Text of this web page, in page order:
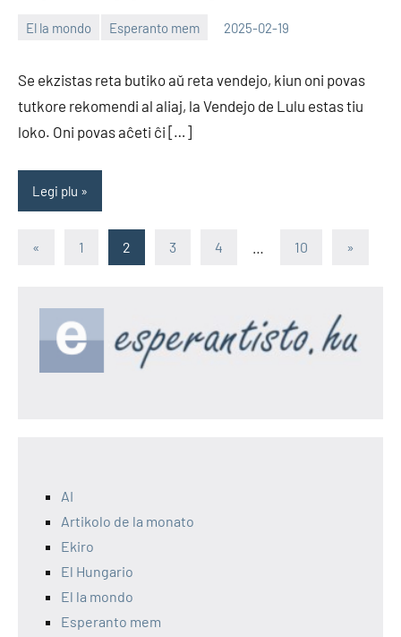
El la mondo Esperanto mem 2025-02-19
Se ekzistas reta butiko aŭ reta vendejo, kiun oni povas
tutkore rekomendi al aliaj, la Vendejo de Lulu estas tiu
loko. Oni povas aĉeti ĉi […]
Legi plu
Paĝnumerado
afiŝoj
« Antaŭa1 2 3 4 10
Sekva
»
AI
Artikolo de la monato
Ekiro
El Hungario
El la mondo
Esperanto mem